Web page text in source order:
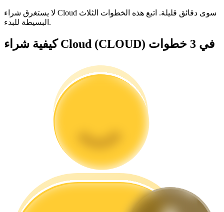
تحليل البيانات الضخمة بما في ذلك المعلومات التجارية، وما
مرشد
لا يستغرق شراء Cloud سوى دقائق قليلة. اتبع هذه الخطوات الثلاث
البسيطة للبدء.
كيفية شراء Cloud (CLOUD) في 3 خطوات